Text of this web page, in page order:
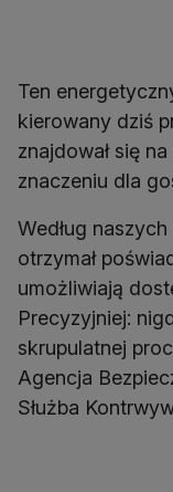
Ten
kierowany dziś
znajdował się
znaczeniu dla
Według
otrzymał
umożliwiają
Precyzyjniej:
skrupulatnej
Agencja
Służba